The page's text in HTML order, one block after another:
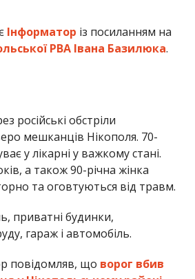
гараж і автомобіль.
вільний Wi-Fi для містян